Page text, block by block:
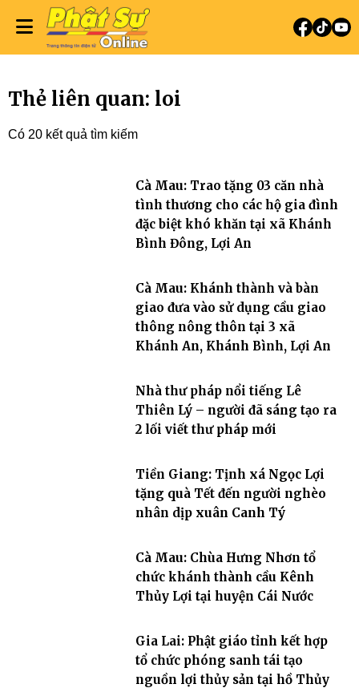
Thẻ liên quan: loi
Có 20 kết quả tìm kiếm
Cà Mau: Trao tặng 03 căn nhà
tình thương cho các hộ gia đình
đặc biệt khó khăn tại xã Khánh
Bình Đông, Lợi An
Cà Mau: Khánh thành và bàn
giao đưa vào sử dụng cầu giao
thông nông thôn tại 3 xã
Khánh An, Khánh Bình, Lợi An
Nhà thư pháp nổi tiếng Lê
Thiên Lý – người đã sáng tạo ra
2 lối viết thư pháp mới
Tiền Giang: Tịnh xá Ngọc Lợi
tặng quà Tết đến người nghèo
nhân dịp xuân Canh Tý
Cà Mau: Chùa Hưng Nhơn tổ
chức khánh thành cầu Kênh
Thủy Lợi tại huyện Cái Nước
Gia Lai: Phật giáo tỉnh kết hợp
tổ chức phóng sanh tái tạo
nguồn lợi thủy sản tại hồ Thủy